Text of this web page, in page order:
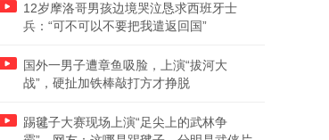
12岁摩洛哥男孩边境哭泣恳求西班牙士
兵：“可不可以不要把我遣返回国”
国外一男子遭章鱼吸脸，上演“拔河大
战”，硬扯加铁棒敲打方才挣脱
踢毽子大赛现场上演“足尖上的武林争